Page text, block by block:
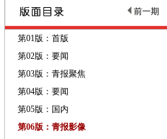
前一期
第01版：首版
第02版：要闻
第03版：青报聚焦
第04版：要闻
第05版：国内
第06版：青报影像